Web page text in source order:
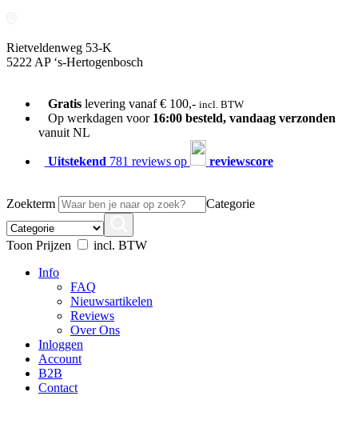
Rietveldenweg 53-K
5222 AP ‘s-Hertogenbosch
Gratislevering vanaf € 100,- incl. BTW
Op werkdagen voor 16:00 besteld, vandaag verzonden
vanuit NL
Uitstekend 781 reviews op reviewscore
Zoekterm Categorie
Toon Prijzen
incl. BTW
Info
FAQ
Nieuwsartikelen
Reviews
Over Ons
Inloggen
Account
B2B
Contact